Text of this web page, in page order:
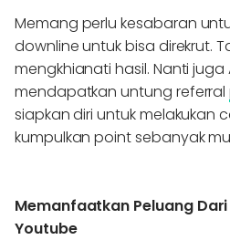
Memang perlu kesabaran
downline untuk bisa direkrut.
mengkhianati hasil. Nanti
mendapatkan untung referral
siapkan diri untuk melakukan
kumpulkan point sebanyak
Memanfaatkan Peluang Dari
Youtube